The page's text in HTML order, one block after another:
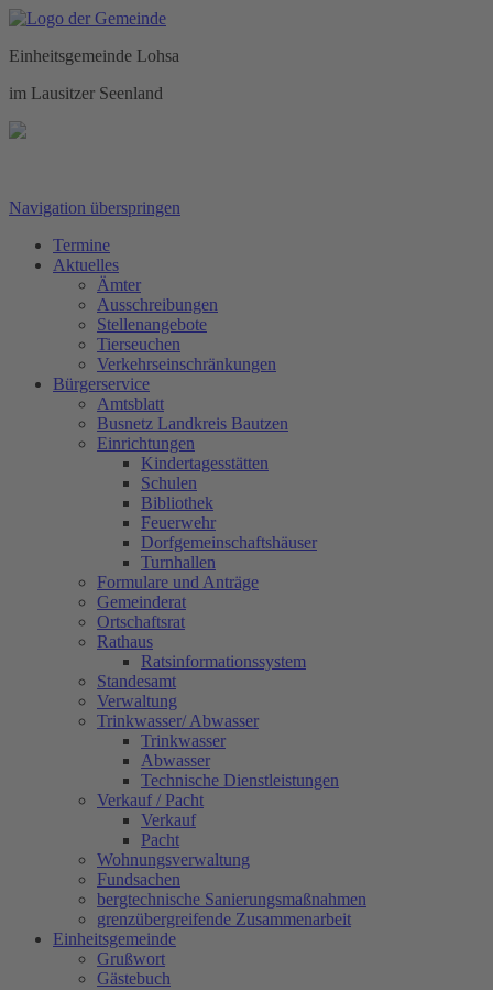
Einheitsgemeinde Lohsa
im Lausitzer Seenland
Navigation überspringen
Termine
Aktuelles
Ämter
Ausschreibungen
Stellenangebote
Tierseuchen
Verkehrseinschränkungen
Bürgerservice
Amtsblatt
Busnetz Landkreis Bautzen
Einrichtungen
Kindertagesstätten
Schulen
Bibliothek
Feuerwehr
Dorfgemeinschaftshäuser
Turnhallen
Formulare und Anträge
Gemeinderat
Ortschaftsrat
Rathaus
Ratsinformationssystem
Standesamt
Verwaltung
Trinkwasser/ Abwasser
Trinkwasser
Abwasser
Technische Dienstleistungen
Verkauf / Pacht
Verkauf
Pacht
Wohnungsverwaltung
Fundsachen
bergtechnische Sanierungsmaßnahmen
grenzübergreifende Zusammenarbeit
Einheitsgemeinde
Grußwort
Gästebuch